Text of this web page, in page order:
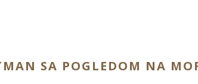
SA POGLEDOM NA